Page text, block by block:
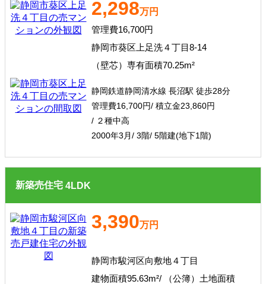
2,298万円
管理費16,700円
静岡市葵区上足洗４丁目8-14
（壁芯）専有面積70.25m²
静岡鉄道静岡清水線 長沼駅 徒歩28分
管理費16,700円/ 積立金23,860円
/ ２種中高
2000年3月/ 3階/ 5階建(地下1階)
新築売住宅 4LDK
3,390万円
静岡市駿河区向敷地４丁目
建物面積95.63m²/ （公簿）土地面積